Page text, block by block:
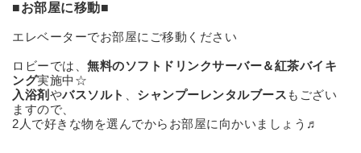
■お部屋に移動■
エレベーターでお部屋にご移動ください
ロビーでは、 無料のソフトドリンクサーバー＆紅茶バイキ
ング実施中☆
入浴剤 やバスソルト シャンプーレンタルブース もござい
ますので、
2人で好きな物を選んでからお部屋に向かいましょう♬